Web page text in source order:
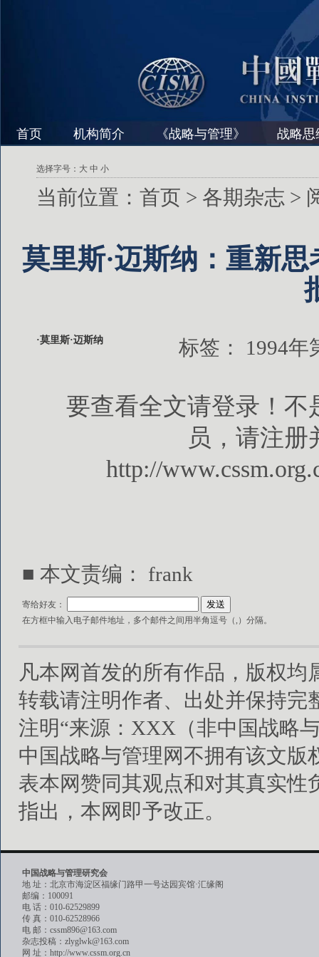
首页 机构简介 《战略与管理》 战略思
选择字号： 大 中 小
当前位置： 首页 > 各期杂志 >
莫里斯·迈斯纳：重新
·莫里斯·迈斯纳 标签： 1994年
要查看全文请登录！不
员，请注册
http://
■ 本文责编： frank
寄给好友：
在方框中输入电子邮件地址，多个邮件之间用半角逗号（,）分隔。
凡本网首发的所有作品，版权
转载请注明作者、出处并保持完
注明“来源：XXX（非中国战略
中国战略与管理网不拥有该文
表本网赞同其观点和对其真实
指出，本网即予改正。
中国战略与管理研究会
地 址：北京市海淀区福缘门路甲一号达园宾馆·汇缘阁
邮编：100091
电 话：010-62529899
传 真：010-62528966
电 邮：cssm896@163.com
杂志投稿：zlyglwk@163.com
网 址：http://www.cssm.org.cn